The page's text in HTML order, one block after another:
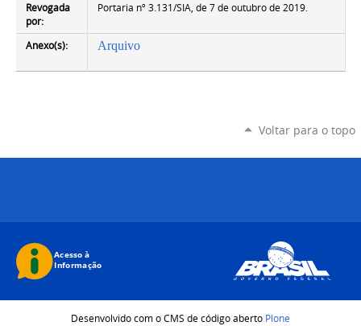
Revogada
por:
Portaria nº 3.131/SIA, de 7 de outubro de 2019.
Anexo(s): Arquivo
Voltar para o topo
Desenvolvido com o CMS de código aberto Plone